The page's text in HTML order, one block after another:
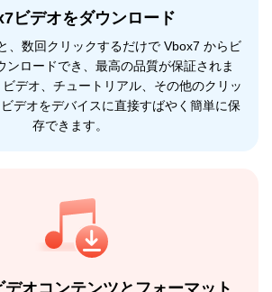
ビデオをダウンロード
、数回クリックするだけで Vbox7 からビ
ンロードでき、最高の品質が保証されま
デオ、チュートリアル、その他のクリッ
デオをデバイスに直接すばやく簡単に保
存できます。
デオコンテンツとフォーマット